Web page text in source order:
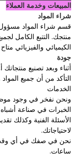
المبيعات وخدمة العملاء
شراء المواد
قسم شراء المواد مسؤول
منتجك. التتبع الكامل
الكيميائي والفيزيائي متاح
جودة
أثناء وبعد تصنيع
التأكد من أن جميع
الخدمات
الخبرات في صناعة
الأسئلة الفنية وكذلك
لاحتياجاتك.
ساعات.